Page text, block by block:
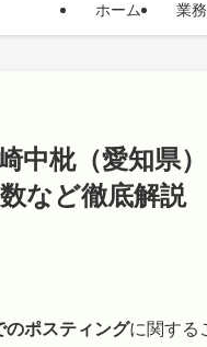
ホーム 業
中枇（愛知県
など徹底解説
のポスティングに関する